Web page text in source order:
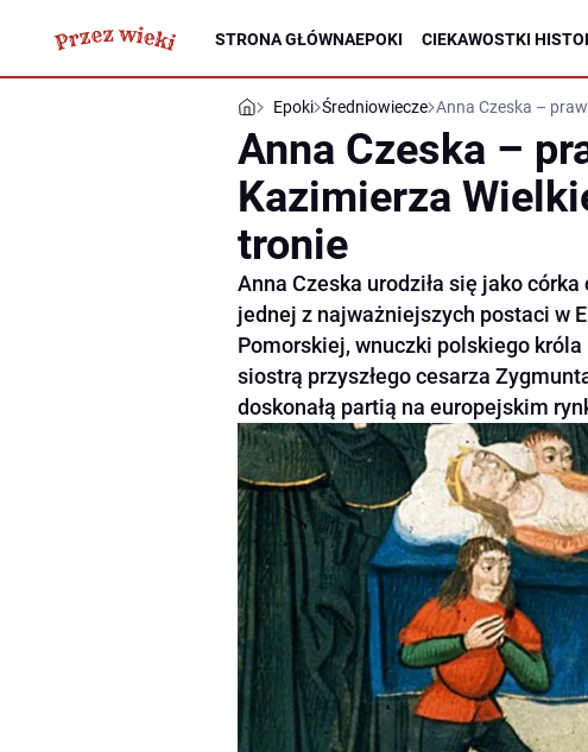
STRONA GŁÓWNAEPOKI CIEKAWOSTKI
Epoki Średniowiecze Anna Czeska –
Anna Czeska –
Kazimierza
tronie
Anna Czeska urodziła się jako
jednej z najważniejszych postaci w
Pomorskiej, wnuczki polskiego
siostrą przyszłego cesarza
doskonałą partią na europejskim